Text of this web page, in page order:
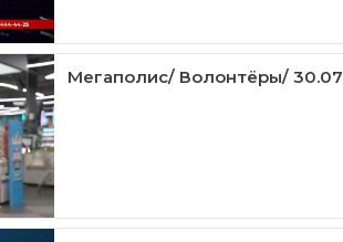
Мегаполис/ Волонтёры/ 30.07